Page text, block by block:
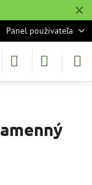
✕
Panel používateľa